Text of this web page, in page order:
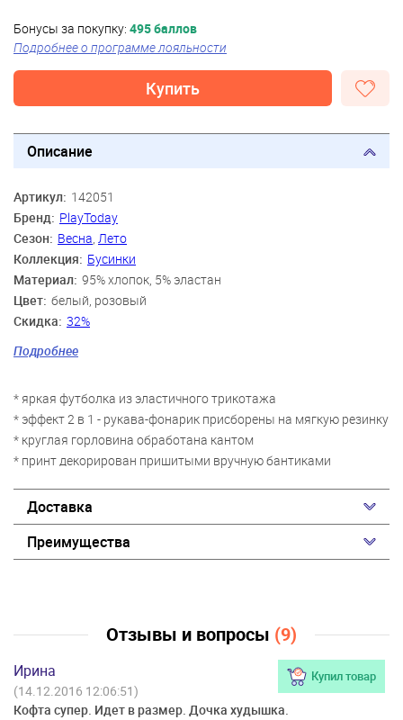
Бонусы за покупку: 495 баллов
Подробнее о программе лояльности
Купить
Описание
Артикул: 142051
Бренд: PlayToday
Сезон: Весна, Лето
Коллекция: Бусинки
Материал: 95% хлопок, 5% эластан
Цвет: белый, розовый
Скидка: 32%
Девочки
Возраст: 3 года, 4 года, 5 лет, 6 лет, 7 лет, 8 лет
Подробнее
* яркая футболка из эластичного трикотажа
* эффект 2 в 1 - рукава-фонарик присборены на мягкую резинку
* круглая горловина обработана кантом
* принт декорирован пришитыми вручную бантиками
Доставка
Преимущества
Отзывы и вопросы (9)
Ирина Купил товар
(14.12.2016 12:06:51)
Кофта супер. Идет в размер. Дочка худышка.